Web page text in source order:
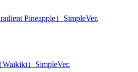
Pineapple）SimpleVer.
）SimpleVer.